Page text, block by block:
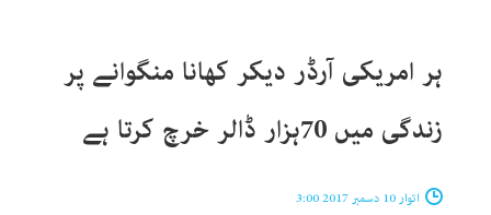
ہر امریکی آرڈر دیکر کھانا منگوانے پر
زندگی میں 70ہزار ڈالر خرچ کرتا ہے
اتوار 10 دسمبر 2017 3:00